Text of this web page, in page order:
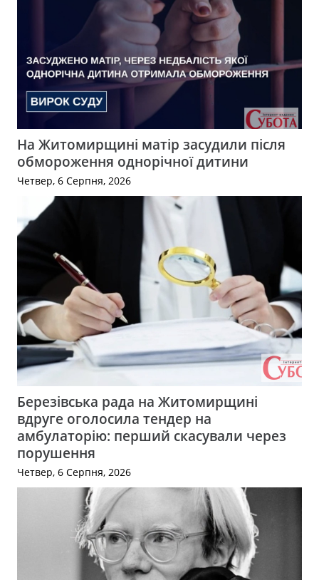
На Житомирщині матір засудили після
обмороження однорічної дитини
Четвер, 6 Серпня, 2026
Березівська рада на Житомирщині
вдруге оголосила тендер на
амбулаторію: перший скасували через
порушення
Четвер, 6 Серпня, 2026